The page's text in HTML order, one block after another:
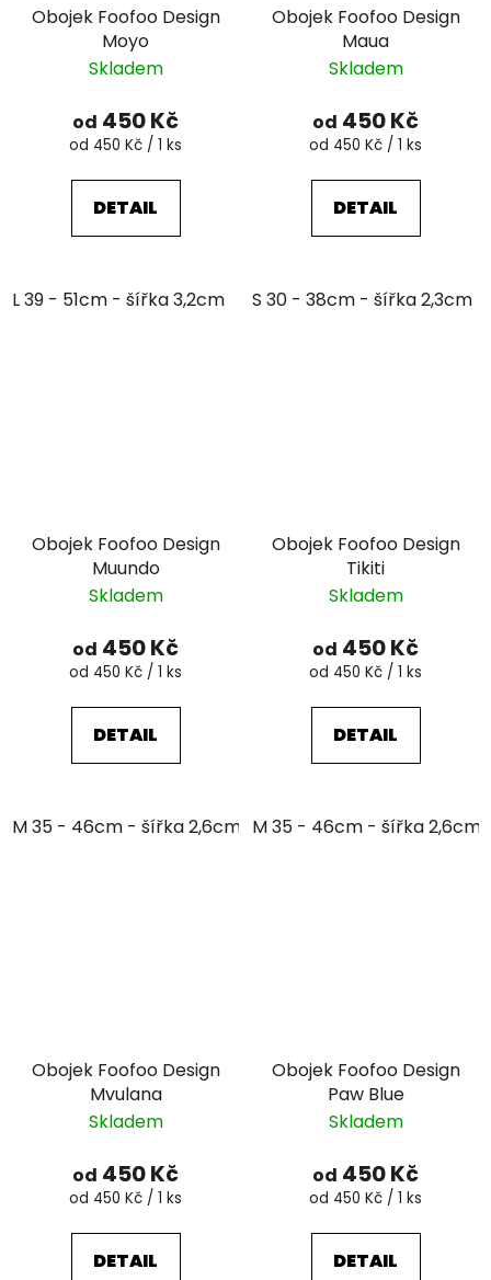
Obojek Foofoo Design
Moyo
Skladem
od 450 Kč
Měrná
od 450 Kč / 1 ks
DETAIL
L 39 - 51cm - šířka 3,2cm XL 48 - 63cm - šířka 4,3cm
Obojek Foofoo Design
Maua
Skladem
od 450 Kč
Měrná
od 450 Kč / 1 ks
DETAIL
S 30 - 38cm - šířka 2,3cm
Obojek Foofoo Design
Muundo
Skladem
od 450 Kč
Měrná
od 450 Kč / 1 ks
DETAIL
M 35 - 46cm - šířka 2,6cm
Obojek Foofoo Design
Tikiti
Skladem
od 450 Kč
Měrná
od 450 Kč / 1 ks
DETAIL
M 35 - 46cm - šířka 2,6cm
Obojek Foofoo Design
Mvulana
Skladem
od 450 Kč
Měrná
od 450 Kč / 1 ks
DETAIL
Obojek Foofoo Design
Paw Blue
Skladem
od 450 Kč
Měrná
od 450 Kč / 1 ks
DETAIL